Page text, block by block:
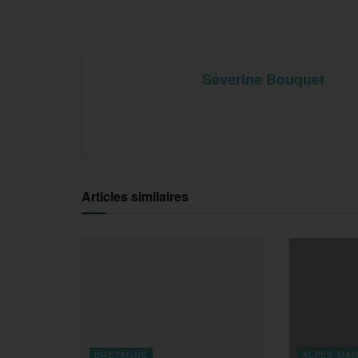
Séverine Bouquet
Articles similaires
BRETAGNE ALPES-